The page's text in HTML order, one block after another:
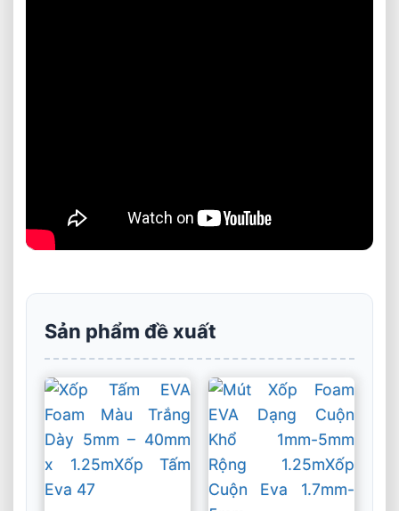
Sản phẩm đề xuất